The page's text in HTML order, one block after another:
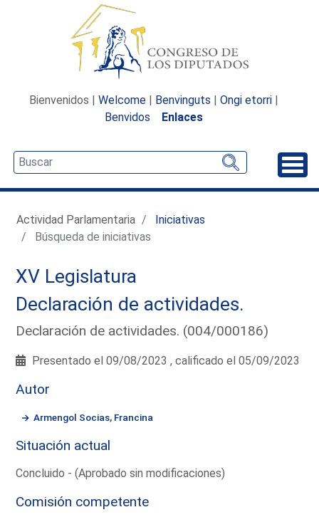
Bienvenidos | Welcome | Benvinguts | Ongi etorri |
Benvidos
Enlaces
Actividad Parlamentaria
Iniciativas
Búsqueda de iniciativas
XV Legislatura
Declaración de actividades.
Declaración de actividades. (004/000186)
Presentado el 09/08/2023 , calificado el 05/09/2023
Autor
Armengol Socias, Francina
Situación actual
Concluido - (Aprobado sin modificaciones)
Comisión competente